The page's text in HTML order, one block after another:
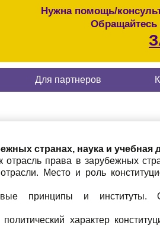
Нужна помощь/
Обращайтесь
Для партнеров
странах, наука и учебная
отрасль права в зарубежных
Место и роль
принципы и институты.
характер